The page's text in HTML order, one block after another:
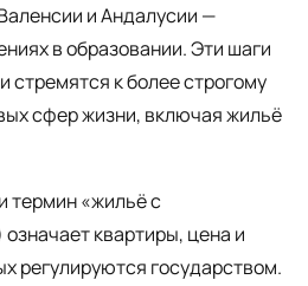
и Андалусии —
в образовании. Эти шаги
стремятся к более строгому
сфер жизни, включая жильё
термин «жильё с
квартиры, цена и
регулируются государством.